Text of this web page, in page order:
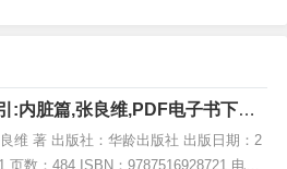
:内脏篇,张良维,PDF电子书下载,
维 著 出版社：华龄出版社 出版日期：2
页数：484 ISBN：9787516928721 电子